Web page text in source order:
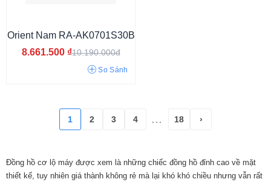
Quân đội Tối giản Hiện đại Công sở Sang chảnh
Thể thao
Orient Nam RA-AK0701S30B
8.661.500 ₫10.190.000đ
So Sánh
1 2 3 4 ... 18 ›
Đồng hồ cơ lộ máy được xem là những chiếc đồng hồ đỉnh cao về mặt
thiết kế, tuy nhiên giá thành không rẻ mà lại khó khó chiều nhưng vẫn rất